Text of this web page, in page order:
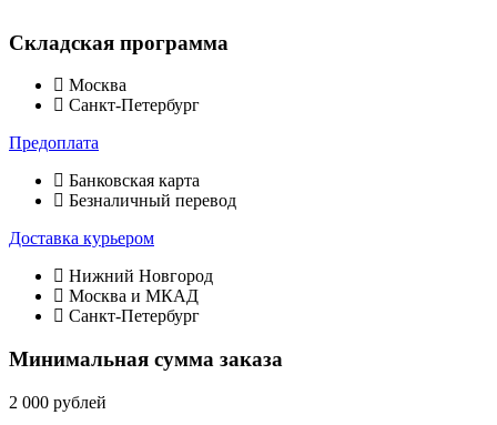
Складская программа
Москва
Санкт-Петербург
Предоплата
Банковская карта
Безналичный перевод
Доставка курьером
Нижний Новгород
Москва и МКАД
Санкт-Петербург
Минимальная сумма заказа
2 000 рублей